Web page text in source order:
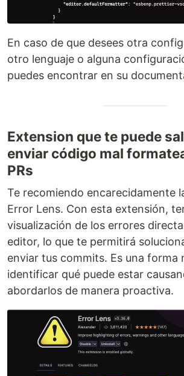
En caso de que desees otra
otro lenguaje o alguna
puedes encontrar en su
Extension que te puede
enviar código mal
PRs
Te recomiendo encarecidamente
Error Lens. Con esta extensión,
visualización de los errores
editor, lo que te permitirá
enviar tus commits. Es una forma
identificar qué puede estar
abordarlos de manera proactiva.